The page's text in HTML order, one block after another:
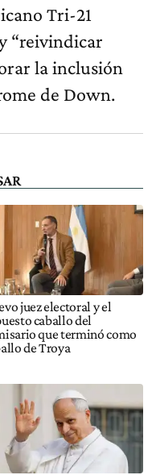
Tri-21
“reivindicar
la inclusión
de Down.
juez electoral y el
caballo del
que terminó como
de Troya